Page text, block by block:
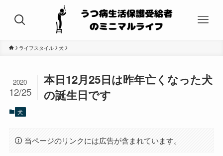
ライフスタイル 犬
本日12月25日は昨年亡くなった犬
の誕生日です
2020
12/25
犬
当ページのリンクには広告が含まれています。